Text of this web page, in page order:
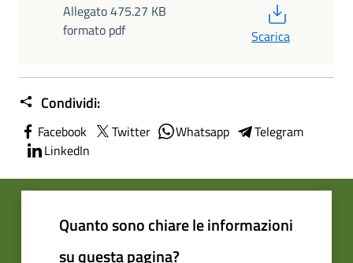
Allegato 475.27 KB
formato pdf
Scarica
Condividi:
Facebook Twitter Whatsapp
Telegram
LinkedIn
Quanto sono chiare le informazioni
su questa pagina?